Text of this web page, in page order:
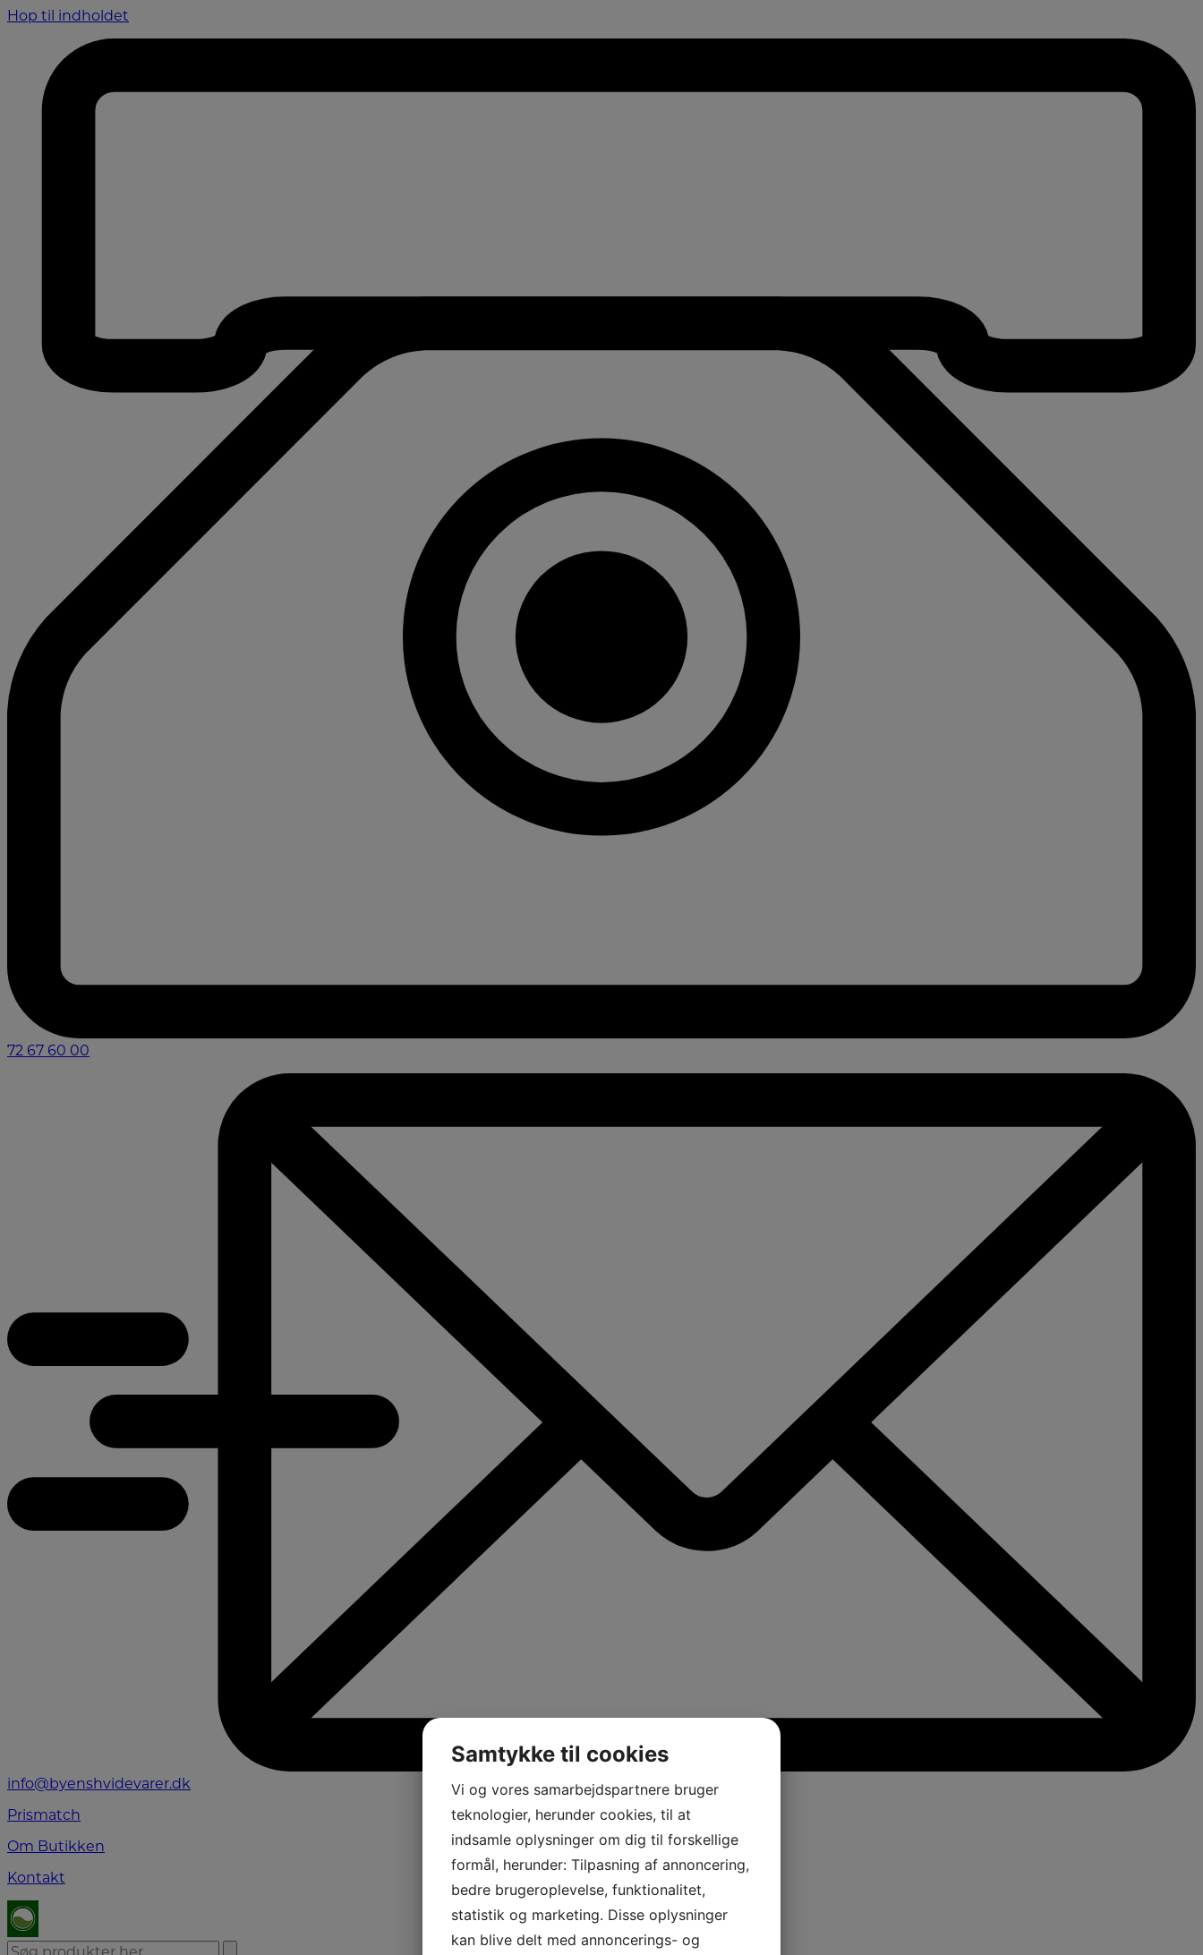
Hop til indholdet
72 67 60 00
info@byenshvidevarer.dk
Prismatch
Om Butikken
Kontakt
Samtykke til cookies
Vi og vores samarbejdspartnere bruger
teknologier, herunder cookies, til at
indsamle oplysninger om dig til forskellige
formål, herunder: Tilpasning af annoncering,
bedre brugeroplevelse, funktionalitet,
statistik og marketing. Disse oplysninger
kan blive delt med annoncerings- og